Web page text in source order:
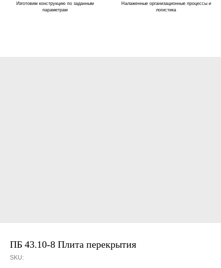
Изготовим конструкцию по заданным
параметрам
Налаженные организационные процессы и
логистика
ПБ 43.10-8 Плита перекрытия
SKU: